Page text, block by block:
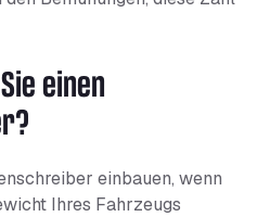
einen
einbauen, wenn
Ihres Fahrzeugs